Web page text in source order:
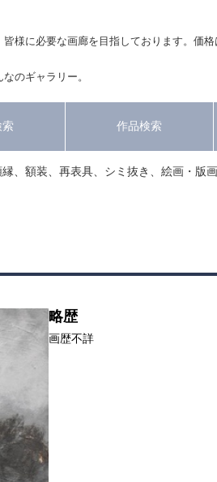
様に必要な画廊を目指しております。価格
のギャラリー。
作品検索
、額装、再表具、シミ抜き、絵画・版
略歴
画歴不詳